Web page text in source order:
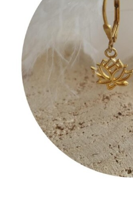
Video-
Anleitung
und
Tipps